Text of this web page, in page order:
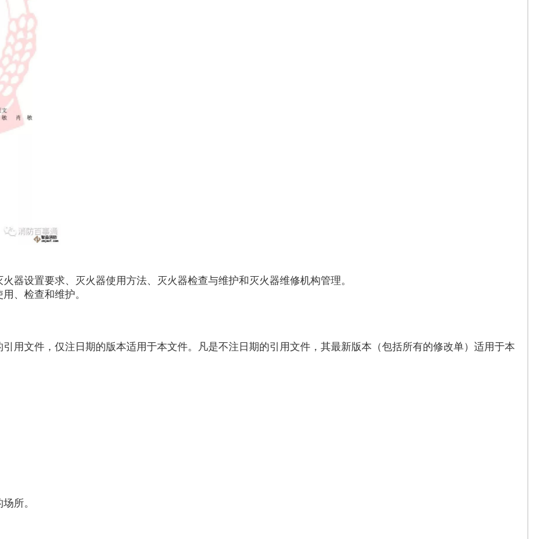
器设置要求、灭火器使用方法、 灭火器检查与维护和灭火器维修机构管理。
、检查和维护。
引用文件，仅注日期的版本适用于本文件。 凡是不注日期的引用文件，其最新版本（包括所有的修改单）适用于本
所。